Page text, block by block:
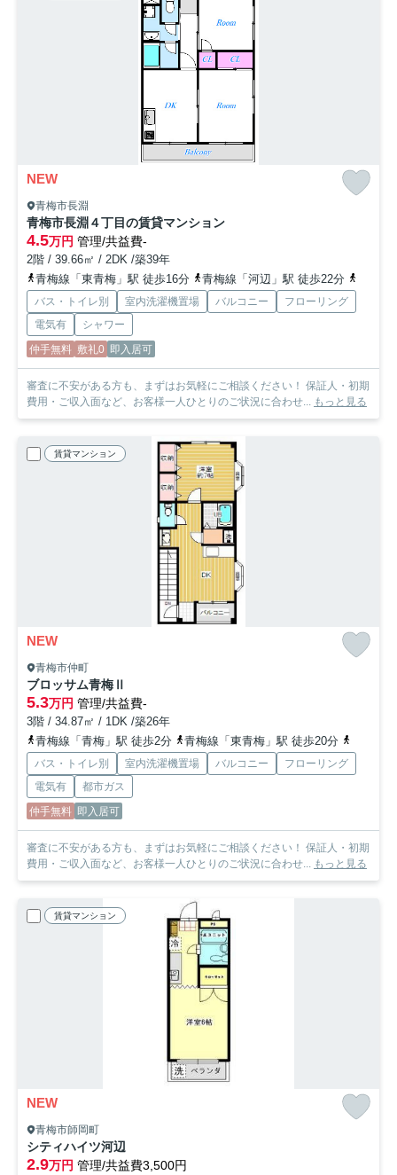
NEW
青梅市長淵
青梅市長淵４丁目の賃貸マンション
4.5万円 管理/共益費-
2階 / 39.66㎡ / 2DK /築39年
青梅線「東青梅」駅 徒歩16分
青梅線「河辺」駅 徒歩22分
バス・トイレ別 室内洗濯機置場 バルコニー
フローリング
電気有
シャワー
仲手無料 敷礼0 即入居可
審査に不安がある方も、まずはお気軽にご相談ください！ 保証人・初期
費用・ご収入面など、お客様一人ひとりのご状況に合わせ...
もっと見る
賃貸マンション
NEW
青梅市仲町
ブロッサム青梅Ⅱ
5.3万円 管理/共益費-
3階 / 34.87㎡ / 1DK /築26年
青梅線「青梅」駅 徒歩2分
青梅線「東青梅」駅 徒歩20分
バス・トイレ別 室内洗濯機置場 バルコニー
フローリング
電気有
都市ガス
仲手無料 即入居可
審査に不安がある方も、まずはお気軽にご相談ください！ 保証人・初期
費用・ご収入面など、お客様一人ひとりのご状況に合わせ...
もっと見る
賃貸マンション
NEW
青梅市師岡町
シティハイツ河辺
2.9万円 管理/共益費3,500円